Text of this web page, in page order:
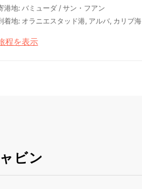
港地: バミューダ/ サン・フアン
着地: オラニエスタッド港, アルバ, カリブ海
程を表示
ビン